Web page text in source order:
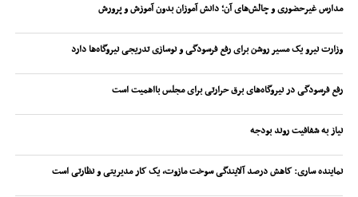
مدارس غیرحضوری و چالش‌های آن؛ دانش آموزان بدون آموزش و پرورش
وزارت نیرو یک مسیر روشن برای رفع فرسودگی و نوسازی تدریجی نیروگاه‌ها دارد
رفع فرسودگی در نیروگاه‌های برق حرارتی برای مجلس بااهمیت است
نیاز به شفافیت روند بودجه
نماینده ساری: کاهش درصد آلایندگی سوخت مازوت، یک کار مدیریتی و نظارتی است